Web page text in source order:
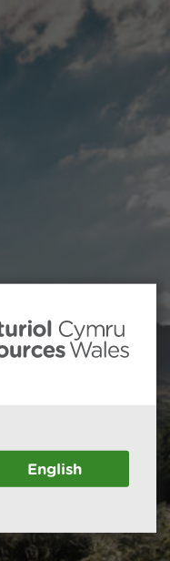
English